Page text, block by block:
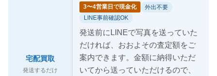
宅配買取
発送するだけ
3〜4営業日で現金化
外出不要
LINE事前確認OK
発送前にLINEで写真を送っていた
だければ、おおよその査定額をご
案内できます。金額に納得いただ
いてから送っていただけるので、